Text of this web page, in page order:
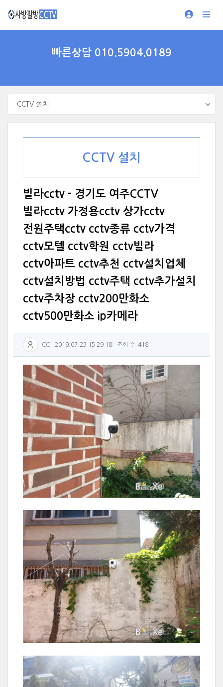
빠른상담 010.5904.0189
CCTV 설치
CCTV 설치
빌라cctv - 경기도 여주CCTV
빌라cctv 가정용cctv 상가cctv
전원주택cctv cctv종류 cctv가격
cctv모텔 cctv학원 cctv빌라
cctv아파트 cctv추천 cctv설치업체
cctv설치방법 cctv주택 cctv추가설치
cctv주차장 cctv200만화소
cctv500만화소 ip카메라
CC 2019.07.23 15:29:18 조회 수: 418